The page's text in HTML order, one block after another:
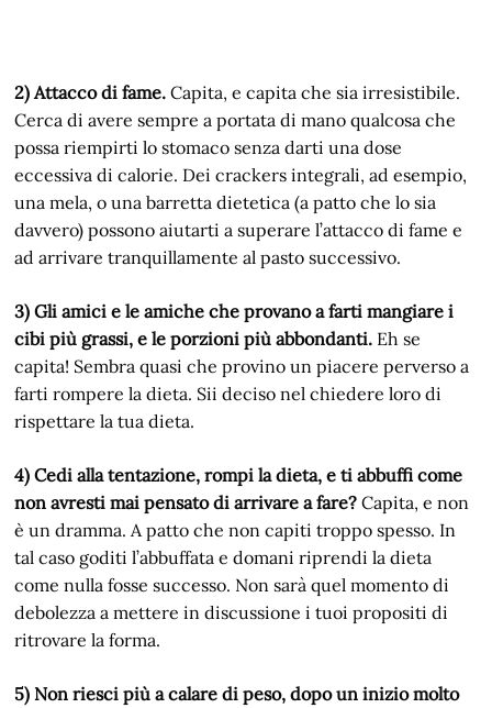
2) Attacco di fame. Capita, e capita che sia irresistibile.
Cerca di avere sempre a portata di mano qualcosa che
possa riempirti lo stomaco senza darti una dose
eccessiva di calorie. Dei crackers integrali, ad esempio,
una mela, o una barretta dietetica (a patto che lo sia
davvero) possono aiutarti a superare l’attacco di fame e
ad arrivare tranquillamente al pasto successivo.
3) Gli amici e le amiche che provano a farti mangiare i
cibi più grassi, e le porzioni più abbondanti. Eh se
capita! Sembra quasi che provino un piacere perverso a
farti rompere la dieta. Sii deciso nel chiedere loro di
rispettare la tua dieta.
4) Cedi alla tentazione, rompi la dieta, e ti abbuffi come
non avresti mai pensato di arrivare a fare? Capita, e non
è un dramma. A patto che non capiti troppo spesso. In
tal caso goditi l’abbuffata e domani riprendi la dieta
come nulla fosse successo. Non sarà quel momento di
debolezza a mettere in discussione i tuoi propositi di
ritrovare la forma.
5) Non riesci più a calare di peso, dopo un inizio molto